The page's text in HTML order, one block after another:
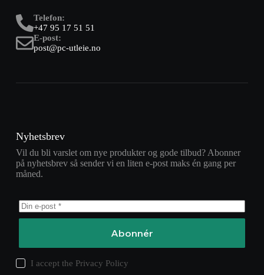
Telefon:
+47 95 17 51 51
E-post:
post@pc-utleie.no
Nyhetsbrev
Vil du bli varslet om nye produkter og gode tilbud? Abonner
på nyhetsbrev så sender vi en liten e-post maks én gang per
måned.
Abonnér
I accept the Privacy Policy